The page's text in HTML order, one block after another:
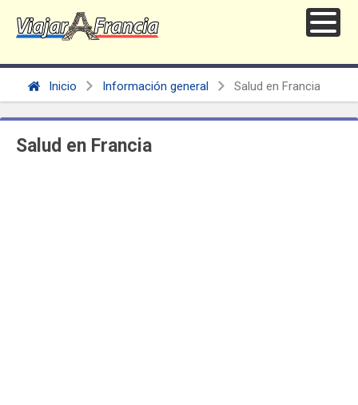
Inicio Información general Salud en Francia
Salud en Francia